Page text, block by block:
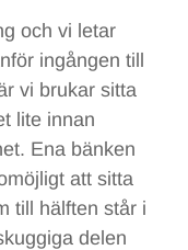
och vi letar
ingången till
vi brukar sitta
lite innan
Ena bänken
att sitta
till hälften står i
delen